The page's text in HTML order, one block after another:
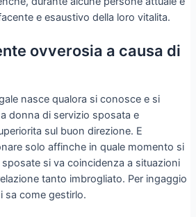
e esaustivo della loro vitalita.
ovverosia a causa di
nasce qualora si conosce e si
donna di servizio sposata e
sul buon direzione. E
solo affinche in quale momento si
si va coincidenza a situazioni
tanto imbrogliato. Per ingaggio
sa come gestirlo.